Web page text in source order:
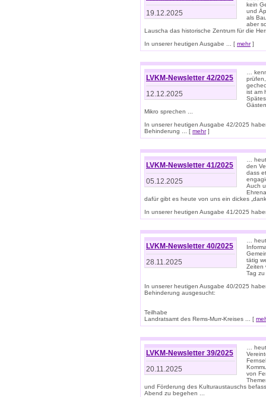
19.12.2025
kein
und
als
aber
Lauscha das historische Zentrum für die
In unserer heutigen Ausgabe ... [ mehr]
LVKM-Newsletter 42/2025
12.12.2025
…
ist am
Mikro sprechen ...
In unserer heutigen Ausgabe 42/2025
Behinderung ... [ mehr]
LVKM-Newsletter 41/2025
05.12.2025
…
den
dass
Auch
dafür gibt es heute von uns ein dickes
In unserer heutigen Ausgabe 41/2025
LVKM-Newsletter 40/2025
28.11.2025
…
tätig
Zeiten
Tag
In unserer heutigen Ausgabe 40/2025
Behinderung ausgesucht:
Teilhabe
Landratsamt des Rems-Murr-Kreises ... [
LVKM-Newsletter 39/2025
20.11.2025
…
von
und Förderung des Kulturaustauschs
Abend zu begehen ...